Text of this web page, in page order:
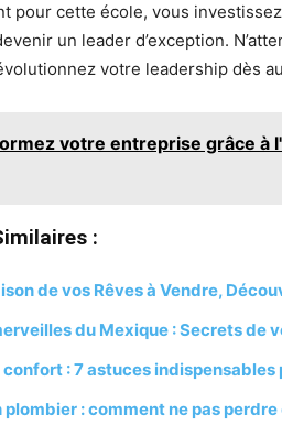
pour cette école, vous
un leader d’exception.
votre leadership dès
votre entreprise grâce à
:
de vos Rêves à Vendre,
du Mexique : Secrets de
: 7 astuces
plombier : comment ne pas